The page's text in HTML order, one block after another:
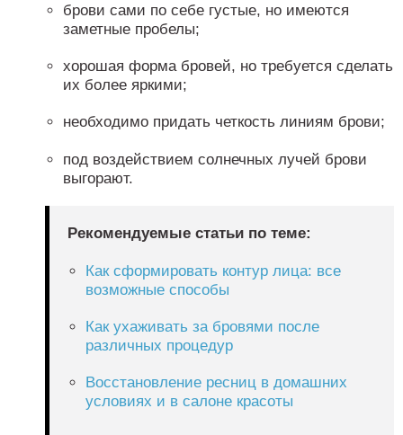
брови сами по себе густые, но имеются
заметные пробелы;
хорошая форма бровей, но требуется сделать
их более яркими;
необходимо придать четкость линиям брови;
под воздействием солнечных лучей брови
выгорают.
Рекомендуемые статьи по теме:
Как сформировать контур лица: все
возможные способы
Как ухаживать за бровями после
различных процедур
Восстановление ресниц в домашних
условиях и в салоне красоты